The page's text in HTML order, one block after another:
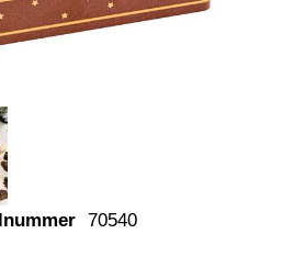
70540